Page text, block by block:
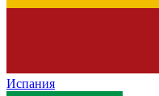
Испания